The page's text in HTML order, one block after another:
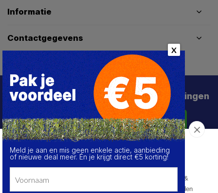
Informatie
Contactgegevens
Schrijf je in voor de beste deals en kortingen
Abonneer
Over de cookies op deze website
We maken gebruik van cookies om gegevens m.b.t. de
prestaties en het gebruik van deze website te verzamelen &
analyseren, om sociale netwerkfunctionaliteiten aan te bieden
X
Meld je aan en mis geen enkele actie, aanbieding
of nieuwe deal meer. Én je krijgt direct €5 korting!